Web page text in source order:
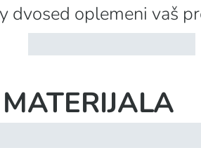
dvosed oplemeni vaš